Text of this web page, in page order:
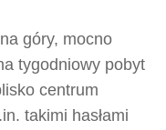
góry, mocno
tygodniowy pobyt
centrum
takimi hasłami